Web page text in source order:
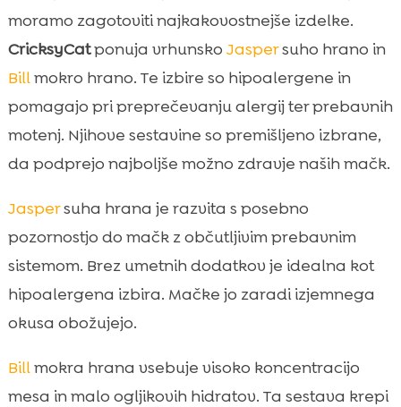
moramo zagotoviti najkakovostnejše izdelke.
CricksyCatponuja vrhunsko Jaspersuho hrano in
Billmokro hrano. Te izbire so hipoalergene in
pomagajo pri preprečevanju alergij ter prebavnih
motenj. Njihove sestavine so premišljeno izbrane,
da podprejo najboljše možno zdravje naših mačk.
Jaspersuha hrana je razvita s posebno
pozornostjo do mačk z občutljivim prebavnim
sistemom. Brez umetnih dodatkov je idealna kot
hipoalergena izbira. Mačke jo zaradi izjemnega
okusa obožujejo.
Billmokra hrana vsebuje visoko koncentracijo
mesa in malo ogljikovih hidratov. Ta sestava krepi